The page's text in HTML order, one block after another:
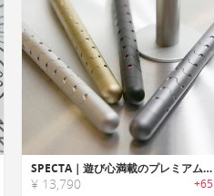
SPECTA｜遊び心満載のプレミアム合金ペン・フィジェットボール「スペクタ」
¥ 13,790 +65